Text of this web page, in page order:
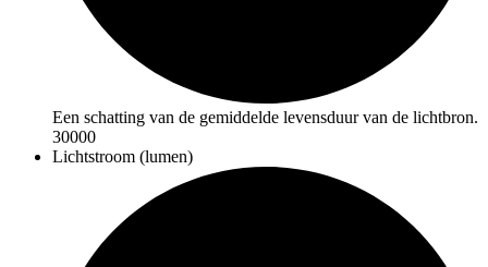
Een schatting van de gemiddelde levensduur van de lichtbron.
30000
Lichtstroom (lumen)